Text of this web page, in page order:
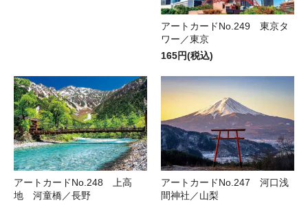
アートカードNo.249 東京タ
ワー／東京
165円(税込)
アートカードNo.248 上高
地 河童橋／長野
アートカードNo.247 河口浅
間神社／山梨